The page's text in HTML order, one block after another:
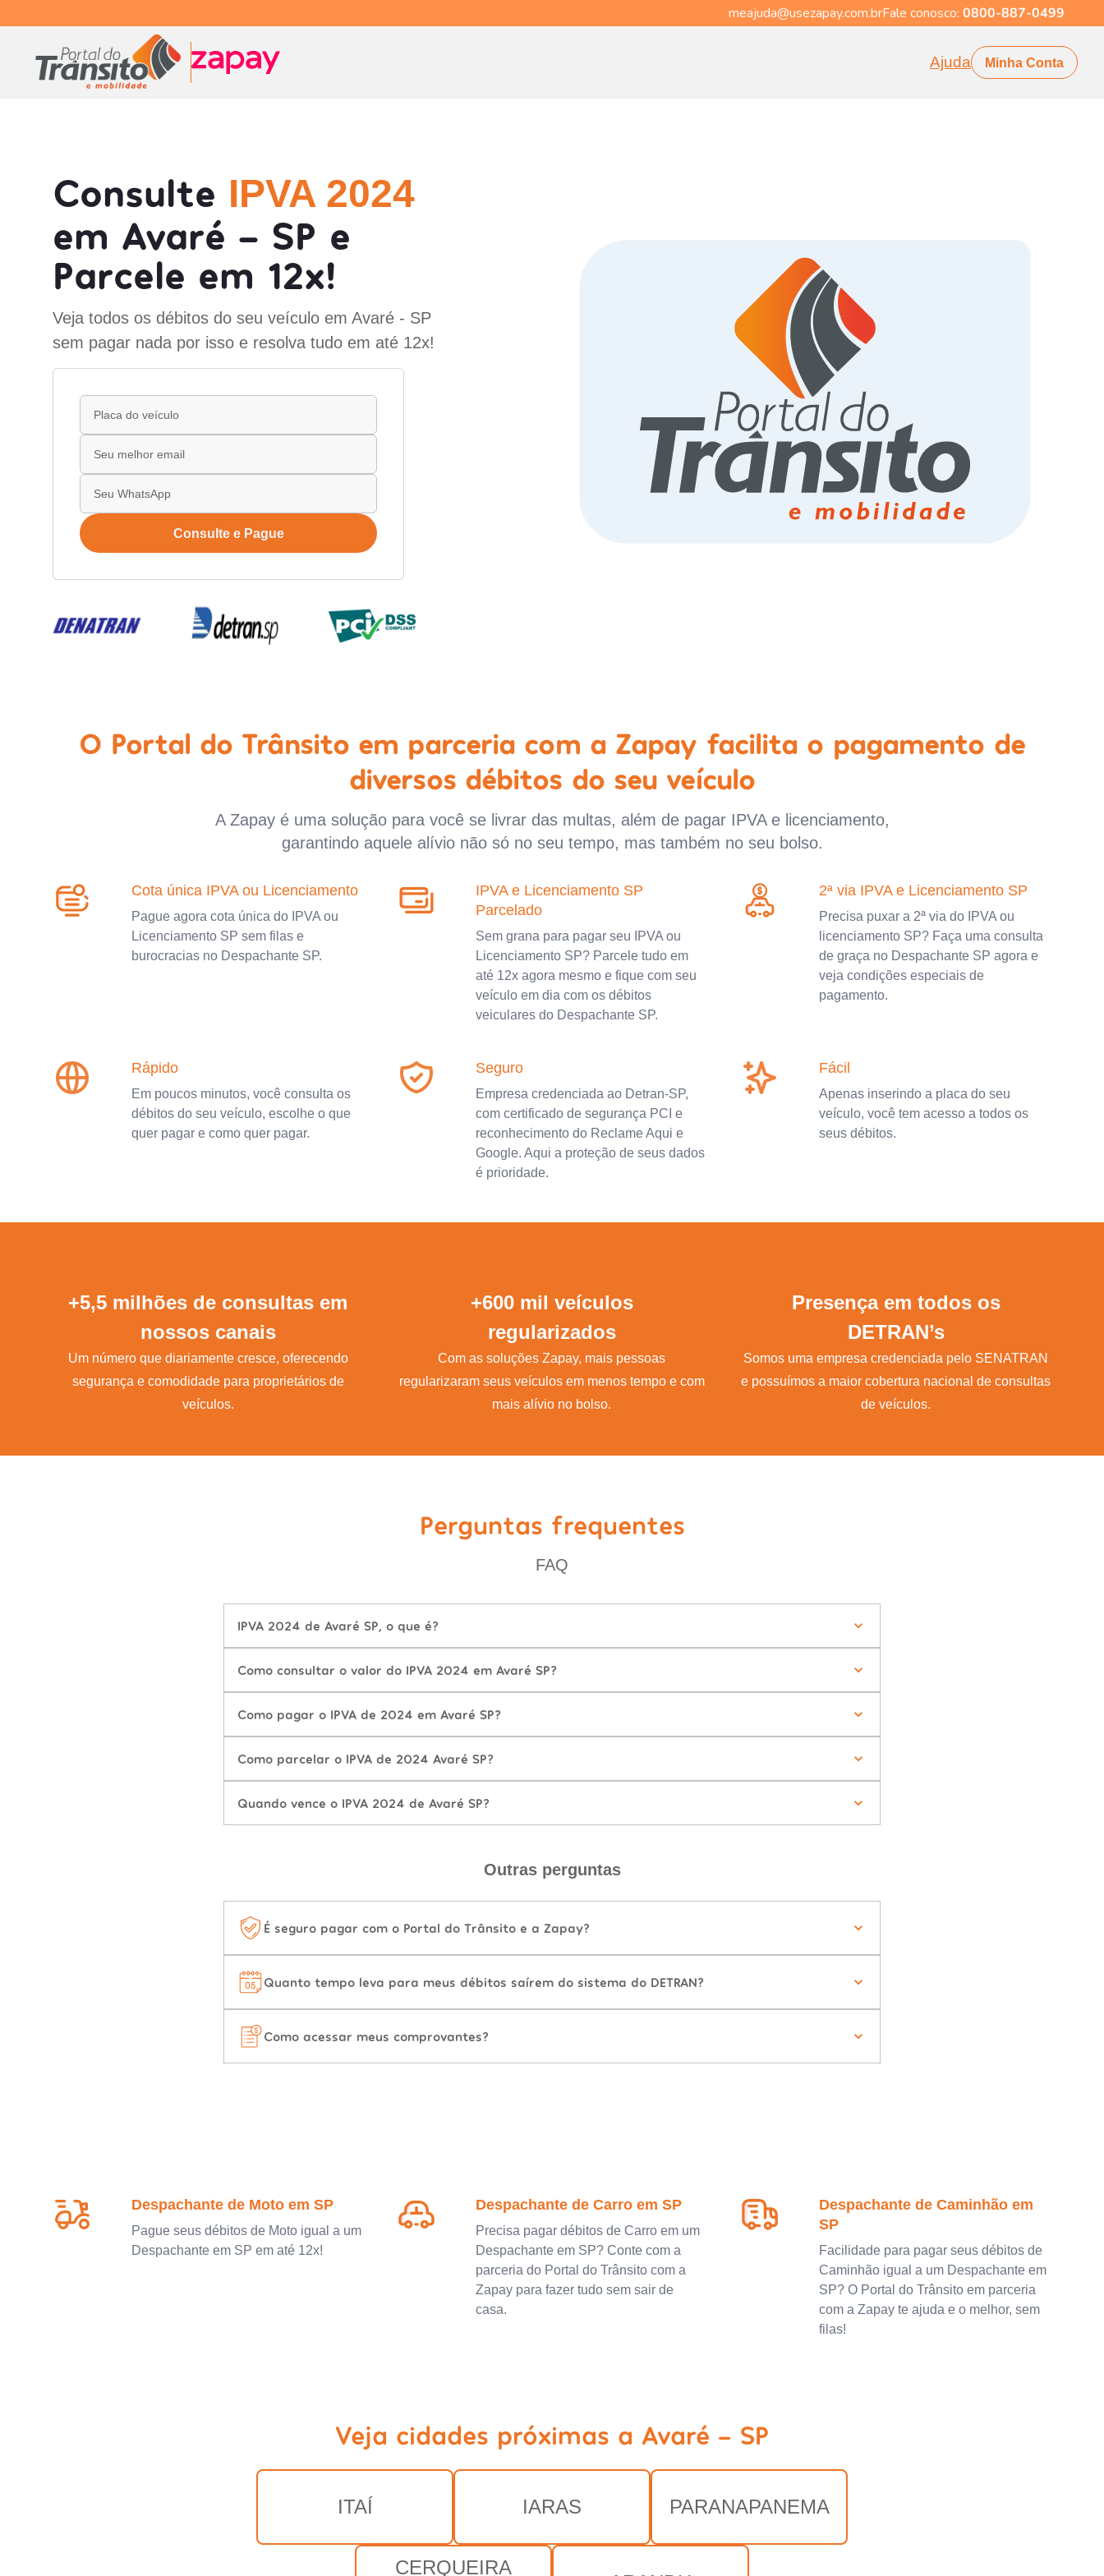
meajuda@usezapay.com.brFale conosco: 0800-887-0499
Ajuda Minha Conta
Consulte IPVA 2024
em Avaré - SP e
Parcele em 12x!
Veja todos os débitos do seu veículo em Avaré - SP
sem pagar nada por isso e resolva tudo em até 12x!
Consulte e Pague
O Portal do Trânsito em parceria com a Zapay facilita o pagamento de
diversos débitos do seu veículo
A Zapay é uma solução para você se livrar das multas, além de pagar IPVA e licenciamento,
garantindo aquele alívio não só no seu tempo, mas também no seu bolso.
Cota única IPVA ou Licenciamento
Pague agora cota única do IPVA ou
Licenciamento SP sem filas e
burocracias no Despachante SP.
IPVA e Licenciamento SP
Parcelado
Sem grana para pagar seu IPVA ou
Licenciamento SP? Parcele tudo em
até 12x agora mesmo e fique com seu
veículo em dia com os débitos
veiculares do Despachante SP.
2ª via IPVA e Licenciamento SP
Precisa puxar a 2ª via do IPVA ou
licenciamento SP? Faça uma consulta
de graça no Despachante SP agora e
veja condições especiais de
pagamento.
Rápido
Em poucos minutos, você consulta os
débitos do seu veículo, escolhe o que
quer pagar e como quer pagar.
Seguro
Empresa credenciada ao Detran-SP,
com certificado de segurança PCI e
reconhecimento do Reclame Aqui e
Google. Aqui a proteção de seus dados
é prioridade.
Fácil
Apenas inserindo a placa do seu
veículo, você tem acesso a todos os
seus débitos.
+5,5 milhões de consultas em
nossos canais
Um número que diariamente cresce, oferecendo
segurança e comodidade para proprietários de
veículos.
+600 mil veículos
regularizados
Com as soluções Zapay, mais pessoas
regularizaram seus veículos em menos tempo e com
mais alívio no bolso.
Presença em todos os
DETRAN’s
Somos uma empresa credenciada pelo SENATRAN
e possuímos a maior cobertura nacional de consultas
de veículos.
Perguntas frequentes
FAQ
IPVA 2024 de Avaré SP, o que é?
Como consultar o valor do IPVA 2024 em Avaré SP?
Como pagar o IPVA de 2024 em Avaré SP?
Como parcelar o IPVA de 2024 Avaré SP?
Quando vence o IPVA 2024 de Avaré SP?
Outras perguntas
É seguro pagar com o Portal do Trânsito e a Zapay?
Quanto tempo leva para meus débitos saírem do sistema do DETRAN?
Como acessar meus comprovantes?
Despachante de Moto em SP
Pague seus débitos de Moto igual a um
Despachante em SP em até 12x!
Despachante de Carro em SP
Precisa pagar débitos de Carro em um
Despachante em SP? Conte com a
parceria do Portal do Trânsito com a
Zapay para fazer tudo sem sair de
casa.
Despachante de Caminhão em
SP
Facilidade para pagar seus débitos de
Caminhão igual a um Despachante em
SP? O Portal do Trânsito em parceria
com a Zapay te ajuda e o melhor, sem
filas!
Veja cidades próximas a Avaré - SP
ITAÍ IARAS PARANAPANEMA
CERQUEIRA